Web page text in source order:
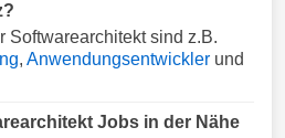
Softwarearchitekt sind z.B.
, Anwendungsentwickler und
Jobs in der Nähe